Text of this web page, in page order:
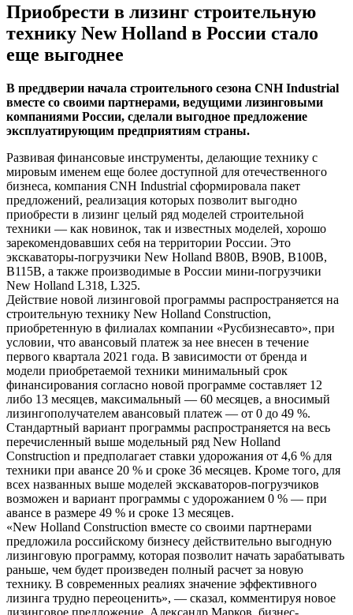
Приобрести в лизинг строительную
технику New Holland в России стало
еще выгоднее
В преддверии начала строительного сезона CNH Industrial
вместе со своими партнерами, ведущими лизинговыми
компаниями России, сделали выгодное предложение
эксплуатирующим предприятиям страны.
Развивая финансовые инструменты, делающие технику с
мировым именем еще более доступной для отечественного
бизнеса, компания CNH Industrial сформировала пакет
предложений, реализация которых позволит выгодно
приобрести в лизинг целый ряд моделей строительной
техники — как новинок, так и известных моделей, хорошо
зарекомендовавших себя на территории России. Это
экскаваторы-погрузчики New Holland B80B, B90B, B100B,
B115B, а также производимые в России мини-погрузчики
New Holland L318, L325.
Действие новой лизинговой программы распространяется на
строительную технику New Holland Construction,
приобретенную в филиалах компании «Русбизнесавто», при
условии, что авансовый платеж за нее внесен в течение
первого квартала 2021 года. В зависимости от бренда и
модели приобретаемой техники минимальный срок
финансирования согласно новой программе составляет 12
либо 13 месяцев, максимальный — 60 месяцев, а вносимый
лизингополучателем авансовый платеж — от 0 до 49 %.
Стандартный вариант программы распространяется на весь
перечисленный выше модельный ряд New Holland
Construction и предполагает ставки удорожания от 4,6 % для
техники при авансе 20 % и сроке 36 месяцев. Кроме того, для
всех названных выше моделей экскаваторов-погрузчиков
возможен и вариант программы с удорожанием 0 % — при
авансе в размере 49 % и сроке 13 месяцев.
«New Holland Construction вместе со своими партнерами
предложила российскому бизнесу действительно выгодную
лизинговую программу, которая позволит начать зарабатывать
раньше, чем будет произведен полный расчет за новую
технику. В современных реалиях значение эффективного
лизинга трудно переоценить», — сказал, комментируя новое
лизинговое предложение, Александр Марков, бизнес-